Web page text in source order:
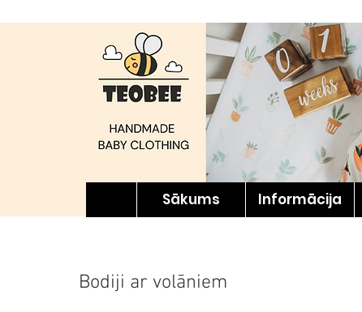
Sākums Informācija
Bodiji ar volāniem